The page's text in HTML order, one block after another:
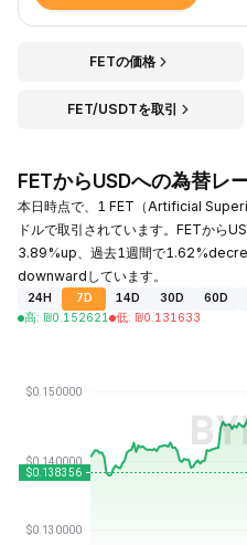
FETの価格
FET/USDTを取引
FETからUSDへの為替レ
本日時点で、1 FET（Artificial
ドルで取引されています。FETから
3.89%up、過去1週間で
downwardしています。
24H 7D 14D 30D 60D
高: ₪0.152621 低: ₪0.131633
最終更新日時：2026-08-08、10:16